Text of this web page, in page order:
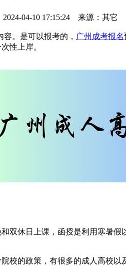
2024-04-10 17:15:24 来源：其它
。是可以报考的， 广州成考报名
性上岸。
休日上课，函授是利用寒暑假
的政策，有很多的成人高校以